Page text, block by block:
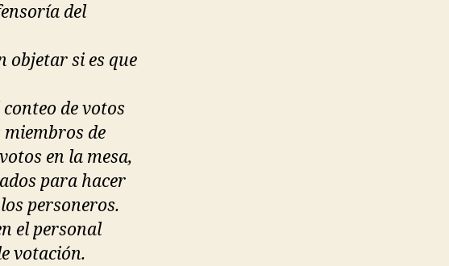
del
objetar si es que
de votos
de
en la mesa,
para hacer
personeros.
el personal
votación.